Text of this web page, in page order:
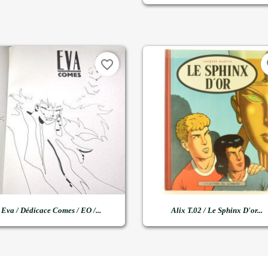
Aperçu rapide
Eva / Dédicace Comes / EO /...
favorite_border
Aperçu rapide
Alix T.02 / Le Sphinx D'or...